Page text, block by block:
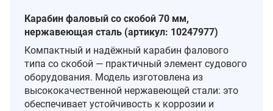
Карабин фаловый со скобой 70 мм,
нержавеющая сталь (артикул: 10247977)
Компактный и надёжный карабин фалового
типа со скобой — практичный элемент судового
оборудования. Модель изготовлена из
высококачественной нержавеющей стали: это
обеспечивает устойчивость к коррозии и